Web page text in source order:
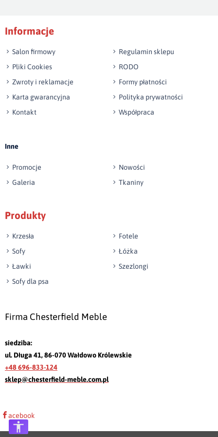
Wyślij opinię
Informacje
Salon firmowy
Regulamin sklepu
Pliki Cookies
RODO
Zwroty i reklamacje
Formy płatności
Karta gwarancyjna
Polityka prywatności
Kontakt
Współpraca
Inne
Promocje
Nowości
Galeria
Tkaniny
Produkty
Krzesła
Fotele
Sofy
Łóżka
Ławki
Szezlongi
Sofy dla psa
Firma Chesterfield Meble
siedziba:
ul. Długa 41, 86-070 Wałdowo Królewskie
+48 696-833-124
sklep@chesterfield-meble.com.pl
acebook